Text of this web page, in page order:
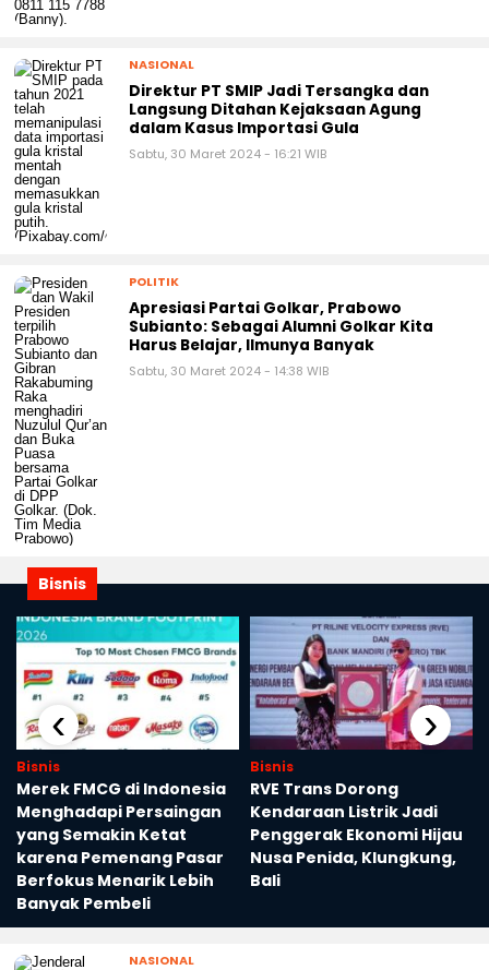
NASIONAL
Direktur PT SMIP Jadi Tersangka dan
Langsung Ditahan Kejaksaan Agung
dalam Kasus Importasi Gula
Sabtu, 30 Maret 2024 - 16:21 WIB
POLITIK
Apresiasi Partai Golkar, Prabowo
Subianto: Sebagai Alumni Golkar Kita
Harus Belajar, Ilmunya Banyak
Sabtu, 30 Maret 2024 - 14:38 WIB
Bisnis
Bisnis
Merek FMCG di Indonesia
Menghadapi Persaingan
yang Semakin Ketat
karena Pemenang Pasar
Berfokus Menarik Lebih
Banyak Pembeli
Bisnis
RVE Trans Dorong
Kendaraan Listrik Jadi
Penggerak Ekonomi Hijau
Nusa Penida, Klungkung,
Bali
‹ ›
NASIONAL